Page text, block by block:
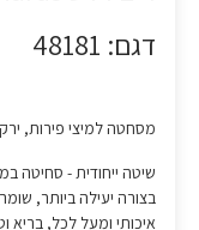
דגם: 48181
מסחטה למיצי פירות,
שיטה ייחודית - סחיטה
בצורה יעילה ביותר,
איכותי ומעל לכל, בריא